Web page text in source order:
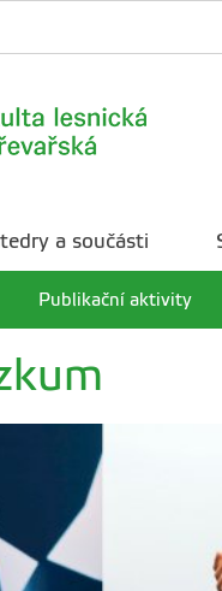
a součásti
Publikační aktivity